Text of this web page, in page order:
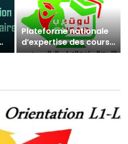
Plateforme nationale
d’expertise des cours
en ligneTutoriel